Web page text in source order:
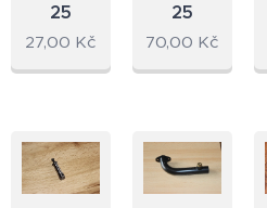
25
27,00 Kč
25
70,00 Kč